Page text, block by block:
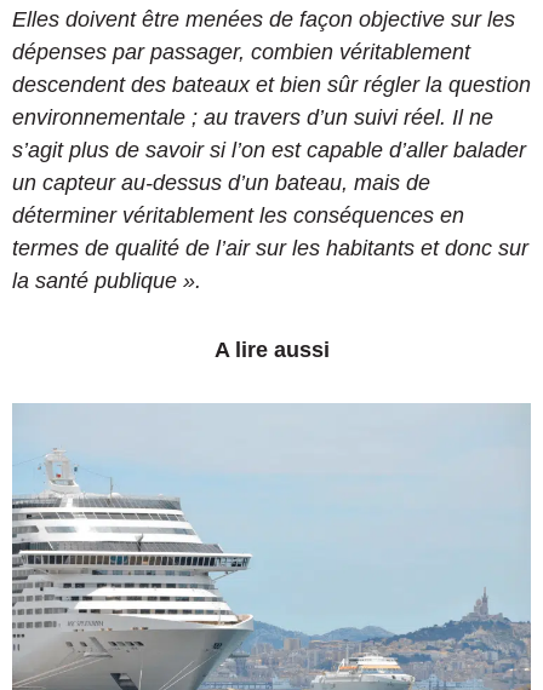
Elles doivent être menées de façon objective sur les
dépenses par passager, combien véritablement
descendent des bateaux et bien sûr régler la question
environnementale ; au travers d’un suivi réel. Il ne
s’agit plus de savoir si l’on est capable d’aller balader
un capteur au-dessus d’un bateau, mais de
déterminer véritablement les conséquences en
termes de qualité de l’air sur les habitants et donc sur
la santé publique ».
A lire aussi